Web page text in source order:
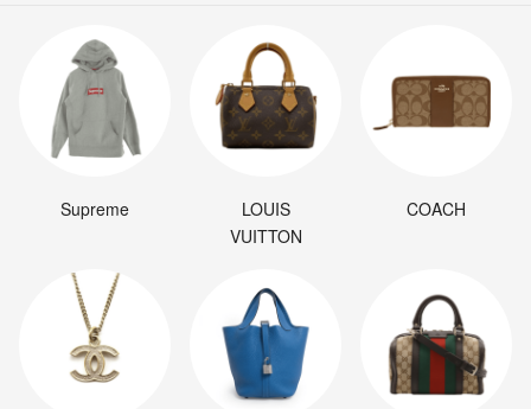
Supreme
LOUIS
VUITTON
COACH